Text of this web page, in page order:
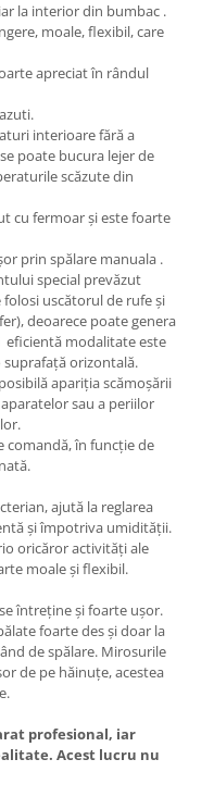
la interior din bumbac .
moale, flexibil, care
apreciat în rândul
interioare fără a
poate bucura lejer de
scăzute din
cu fermoar și este foarte
prin spălare manuala .
special prevăzut
uscătorul de rufe și
deoarece poate genera
eficientă modalitate este
suprafață orizontală.
apariția scămoșării
sau a periilor
comandă, în funcție de
ajută la reglarea
și împotriva umidității.
oricăror activități ale
moale și flexibil.
întreține și foarte ușor.
foarte des și doar la
de spălare. Mirosurile
de pe hăinuțe, acestea
profesional, iar
Acest lucru nu